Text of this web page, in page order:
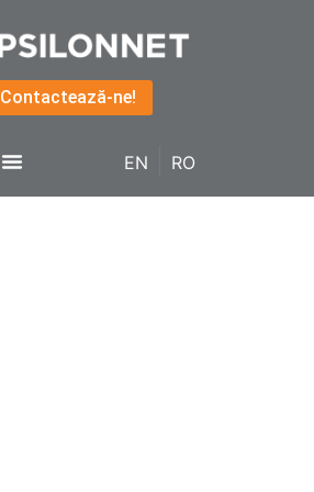
Contactează-ne!
EN RO